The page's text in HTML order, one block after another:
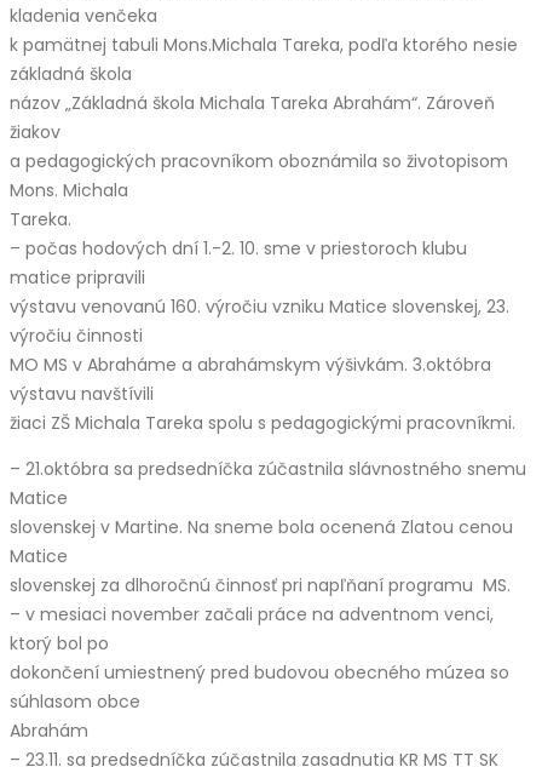
kladenia venčeka
k pamätnej tabuli Mons.Michala Tareka, podľa ktorého nesie
základná škola
názov „Základná škola Michala Tareka Abrahám“. Zároveň
žiakov
a pedagogických pracovníkom oboznámila so životopisom
Mons. Michala
Tareka.
– počas hodových dní 1.-2. 10. sme v priestoroch klubu
matice pripravili
výstavu venovanú 160. výročiu vzniku Matice slovenskej, 23.
výročiu činnosti
MO MS v Abraháme a abrahámskym výšivkám. 3.októbra
výstavu navštívili
žiaci ZŠ Michala Tareka spolu s pedagogickými pracovníkmi.
– 21.októbra sa predsedníčka zúčastnila slávnostného snemu
Matice
slovenskej v Martine. Na sneme bola ocenená Zlatou cenou
Matice
slovenskej za dlhoročnú činnosť pri napľňaní programu MS.
– v mesiaci november začali práce na adventnom venci,
ktorý bol po
dokončení umiestnený pred budovou obecného múzea so
súhlasom obce
Abrahám
– 23.11. sa predsedníčka zúčastnila zasadnutia KR MS TT SK